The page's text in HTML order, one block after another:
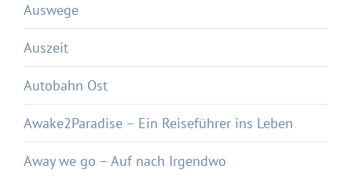
Auswege
Auszeit
Autobahn Ost
Awake2Paradise – Ein Reiseführer ins Leben
Away we go – Auf nach Irgendwo